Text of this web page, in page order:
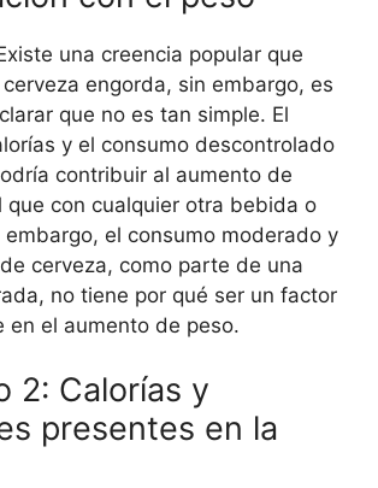
una creencia popular que
engorda, sin embargo, es
que no es tan simple. El
y el consumo descontrolado
contribuir al aumento de
que con cualquier otra bebida o
embargo, el consumo moderado y
cerveza, como parte de una
no tiene por qué ser un factor
en el aumento de peso.
2: Calorías y
presentes en la